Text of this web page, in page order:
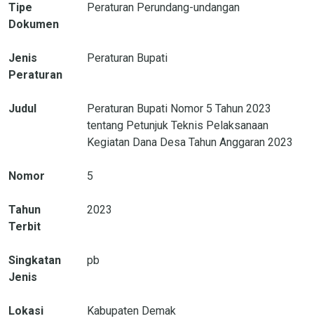
Tipe
Dokumen
Peraturan Perundang-undangan
Jenis
Peraturan
Peraturan Bupati
Judul
Peraturan Bupati Nomor 5 Tahun 2023
tentang Petunjuk Teknis Pelaksanaan
Kegiatan Dana Desa Tahun Anggaran 2023
Nomor 5
Tahun
Terbit
2023
Singkatan
Jenis
pb
Lokasi Kabupaten Demak